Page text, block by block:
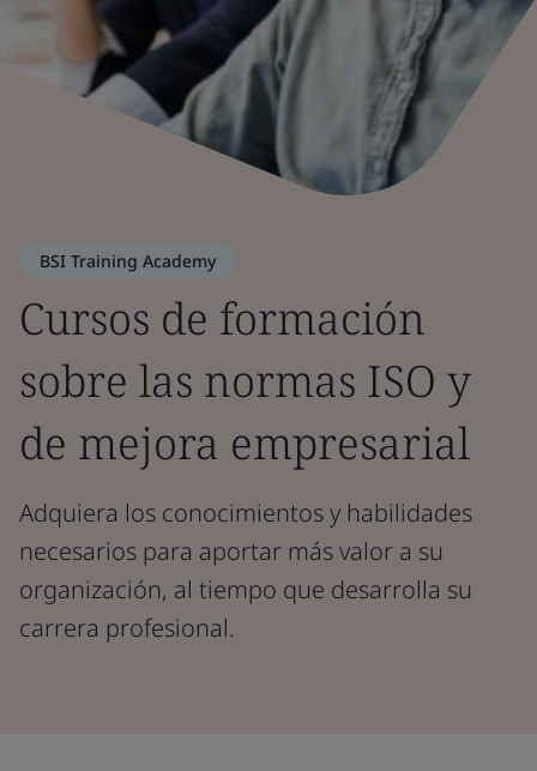
BSI Training Academy
Cursos de formación
sobre las normas ISO y
de mejora empresarial
Adquiera los conocimientos y habilidades
necesarios para aportar más valor a su
organización, al tiempo que desarrolla su
carrera profesional.